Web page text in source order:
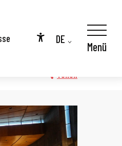
Accessibilité
DE
Menü
Teilen